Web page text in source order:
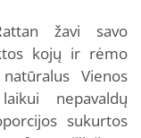
žavi savo
kojų ir rėmo
Vienos
nepavaldų
sukurtos